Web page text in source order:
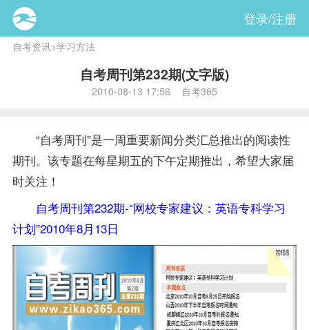
登录/注册
自考资讯>学习方法
自考周刊第232期(文字版)
2010-08-13 17:56 自考365
“自考周刊”是一周重要新闻分类汇总推出的阅读性
期刊。该专题在每星期五的下午定期推出，希望大家届
时关注！
自考周刊第232期-“网校专家建议：英语专科学习
计划”2010年8月13日